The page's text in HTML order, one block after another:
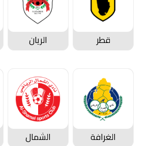
قطر الريان
الغرافة الشمال